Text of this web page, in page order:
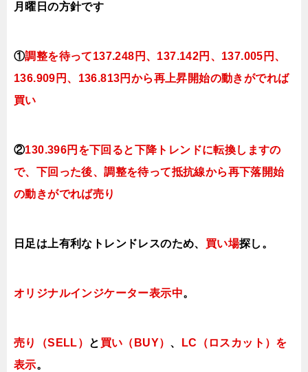
月曜日の方針です
①調整を待って137.248円、137.142円、137.005円、
136.909円、136.813円から再上昇開始の動きがでれば
買い
②130.396円を下回ると下降トレンドに転換しますの
で、下回った後、調整を待って抵抗線から再下落開始
の動きがでれば売り
日足は上有利なトレンドレスのため、 買い場探し。
オリジナルインジケーター表示中。
売り（SELL） と 買い（BUY） 、
LC（ロスカット）を
表示。